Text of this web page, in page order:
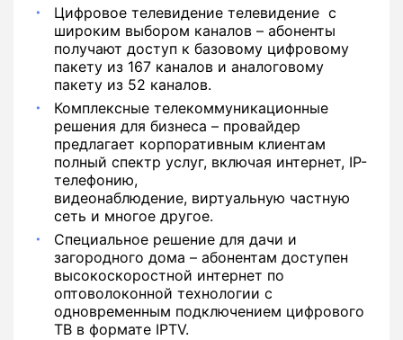
Цифровое телевидение телевидение с
широким выбором каналов – абоненты
получают доступ к базовому цифровому
пакету из 167 каналов и аналоговому
пакету из 52 каналов.
Комплексные телекоммуникационные
решения для бизнеса – провайдер
предлагает корпоративным клиентам
полный спектр услуг, включая интернет, IP-
телефонию,
видеонаблюдение, виртуальную частную
сеть и многое другое.
Специальное решение для дачи и
загородного дома – абонентам доступен
высокоскоростной интернет по
оптоволоконной технологии с
одновременным подключением цифрового
ТВ в формате IPTV.